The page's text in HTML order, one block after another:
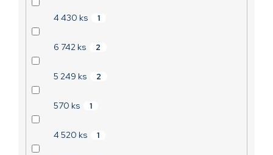
4 430 ks 1
6 742 ks 2
5 249 ks 2
570 ks 1
4 520 ks 1